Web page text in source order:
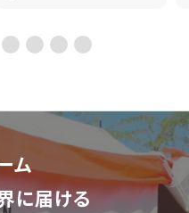
ム
に届ける